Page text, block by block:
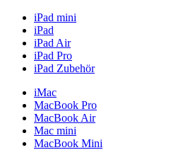
iPad mini
iPad
iPad Air
iPad Pro
iPad Zubehör
iMac
MacBook Pro
MacBook Air
Mac mini
MacBook Mini